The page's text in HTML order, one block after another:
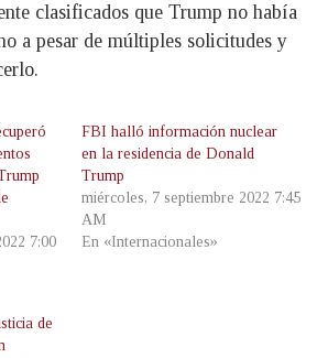
clasificados que Trump no había
a pesar de múltiples solicitudes y
7:00
FBI halló información nuclear
en la residencia de Donald
Trump
miércoles, 7 septiembre 2022 7:45
AM
En «Internacionales»
de